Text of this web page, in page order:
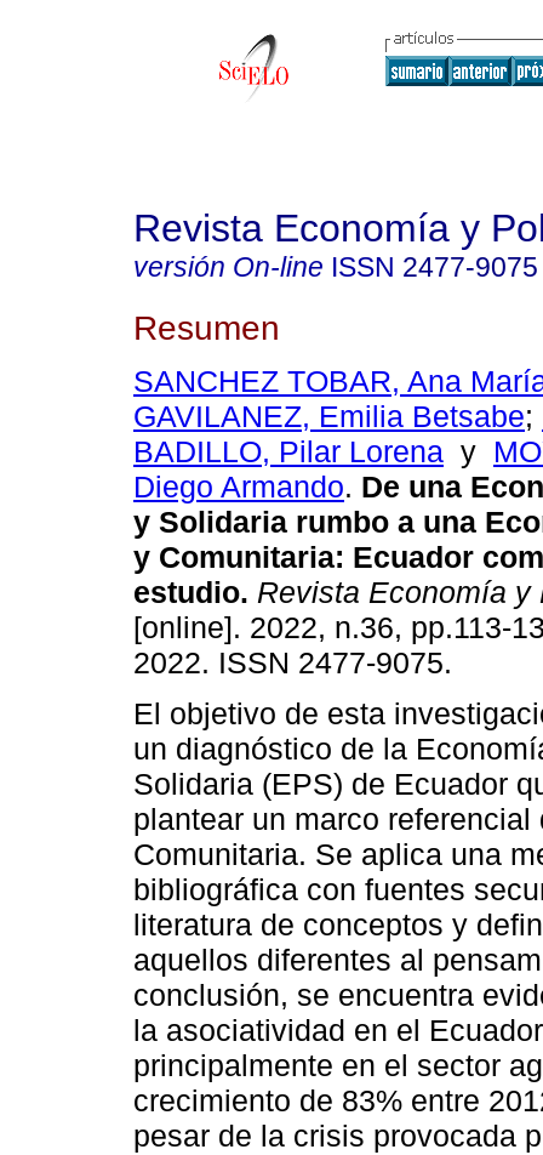
Revista Economía y
versión On-line ISSN 2477-9075
Resumen
SANCHEZ TOBAR, Ana
GAVILANEZ, Emilia Betsabe;
BADILLO, Pilar Lorena y
Diego Armando. De una
y Solidaria rumbo a una
y Comunitaria: Ecuador
estudio. Revista Economía y
[online]. 2022, n.36, pp.113-
2022. ISSN 2477-9075.
El objetivo de esta
un diagnóstico de la
Solidaria (EPS) de Ecuador
plantear un marco
Comunitaria. Se aplica una
bibliográfica con fuentes
literatura de conceptos y
aquellos diferentes al
conclusión, se encuentra
la asociatividad en el
principalmente en el sector
crecimiento de 83% entre
pesar de la crisis provocada